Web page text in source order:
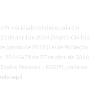
Privacidade foi elaborada em
de abril de 2014 (Marco Civil da
agosto de 2018 (Lei de Proteção
2016/679 de 27 de abril de 2016
Pessoais – RGDP), pode ser
aqui